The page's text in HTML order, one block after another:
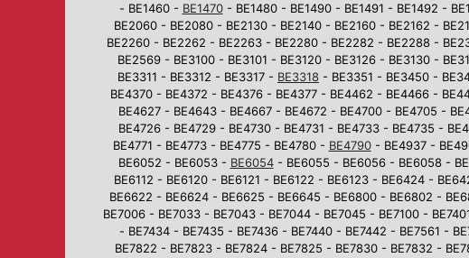
- BE1460 - BE1470- BE1480 - BE1490 - BE1491 - BE1492 -
BE2060 - BE2080 - BE2130 - BE2140 - BE2160 - BE2162 -
BE2260 - BE2262 - BE2263 - BE2280 - BE2282 - BE2288 -
BE2569 - BE3100 - BE3101 - BE3120 - BE3126 - BE3130 -
BE3311 - BE3312 - BE3317 - BE3318 - BE3351 - BE3450 -
BE4370 - BE4372 - BE4376 - BE4377 - BE4462 - BE4466 -
BE4627 - BE4643 - BE4667 - BE4672 - BE4700 - BE4705 -
BE4726 - BE4729 - BE4730 - BE4731 - BE4733 - BE4735 -
BE4771 - BE4773 - BE4775 - BE4780 - BE4790- BE4937 -
BE6052 - BE6053 - BE6054- BE6055 - BE6056 - BE6058 -
BE6112 - BE6120 - BE6121 - BE6122 - BE6123 - BE6424 -
BE6622 - BE6624 - BE6625 - BE6645 - BE6800 - BE6802 -
BE7006 - BE7033 - BE7043 - BE7044 - BE7045 - BE7100 -
- BE7434 - BE7435 - BE7436 - BE7440 - BE7442 - BE7561 -
BE7822 - BE7823 - BE7824 - BE7825 - BE7830 - BE7832 -